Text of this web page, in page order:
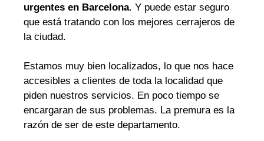
urgentes en Barcelona. Y puede estar seguro
que está tratando con los mejores cerrajeros de
la ciudad.
Estamos muy bien localizados, lo que nos hace
accesibles a clientes de toda la localidad que
piden nuestros servicios. En poco tiempo se
encargaran de sus problemas. La premura es la
razón de ser de este departamento.